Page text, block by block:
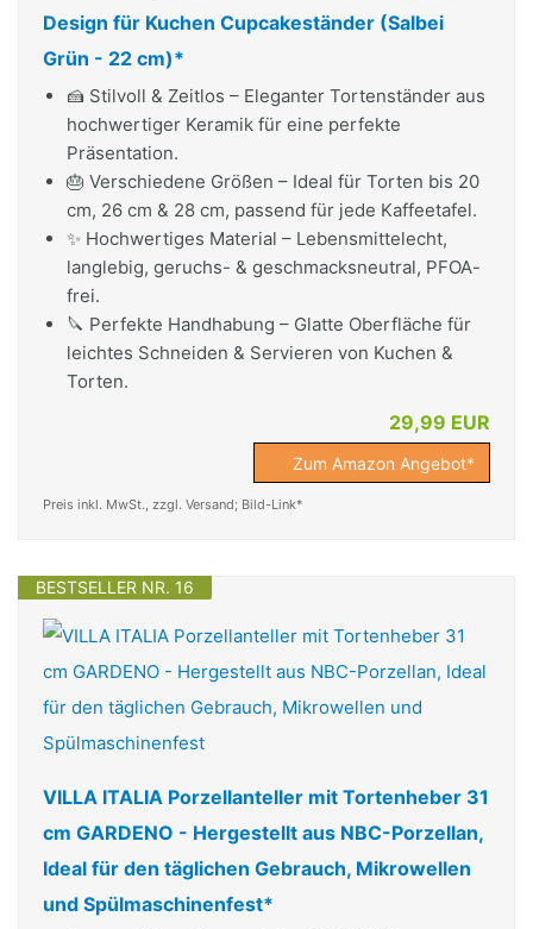
Design für Kuchen Cupcakeständer (Salbei
Grün - 22 cm)*
🍰 Stilvoll & Zeitlos – Eleganter Tortenständer aus
hochwertiger Keramik für eine perfekte
Präsentation.
🎂 Verschiedene Größen – Ideal für Torten bis 20
cm, 26 cm & 28 cm, passend für jede Kaffeetafel.
✨ Hochwertiges Material – Lebensmittelecht,
langlebig, geruchs- & geschmacksneutral, PFOA-
frei.
🔪 Perfekte Handhabung – Glatte Oberfläche für
leichtes Schneiden & Servieren von Kuchen &
Torten.
29,99 EUR
Zum Amazon Angebot*
Preis inkl. MwSt., zzgl. Versand; Bild-Link*
BESTSELLER NR. 16
VILLA ITALIA Porzellanteller mit Tortenheber 31
cm GARDENO - Hergestellt aus NBC-Porzellan,
Ideal für den täglichen Gebrauch, Mikrowellen
und Spülmaschinenfest*